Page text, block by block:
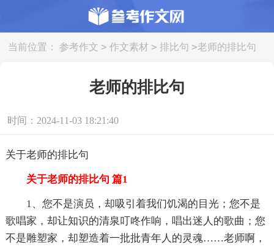
当前位置： 参考作文 > 作文素材 > 排比句 >老师的排比句
老师的排比句
时间：2024-11-03 18:21:40
关于老师的排比句
关于老师的排比句 篇1
1、您不是演员，却吸引着我们饥渴的目光；您不是
歌唱家，却让知识的清泉叮咚作响，唱出迷人的歌曲；您
不是雕塑家，却塑造着一批批青年人的灵魂……老师啊，